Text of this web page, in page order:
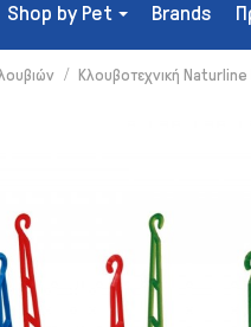
Shop by Pet
Ξηρή Τροφή
Συμπληρώματα & Βιταμίνες
Brands
Κλουβοτεχνική